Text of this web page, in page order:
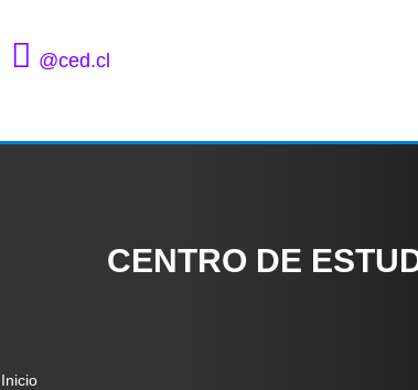
@ced.cl
CENTRO DE
Inicio